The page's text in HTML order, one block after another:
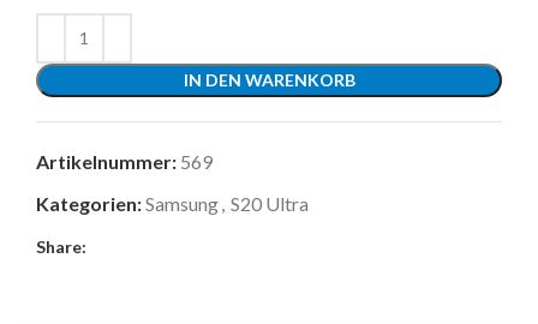
IN DEN WARENKORB
Artikelnummer: 569
Kategorien:Samsung S20 Ultra
Share: